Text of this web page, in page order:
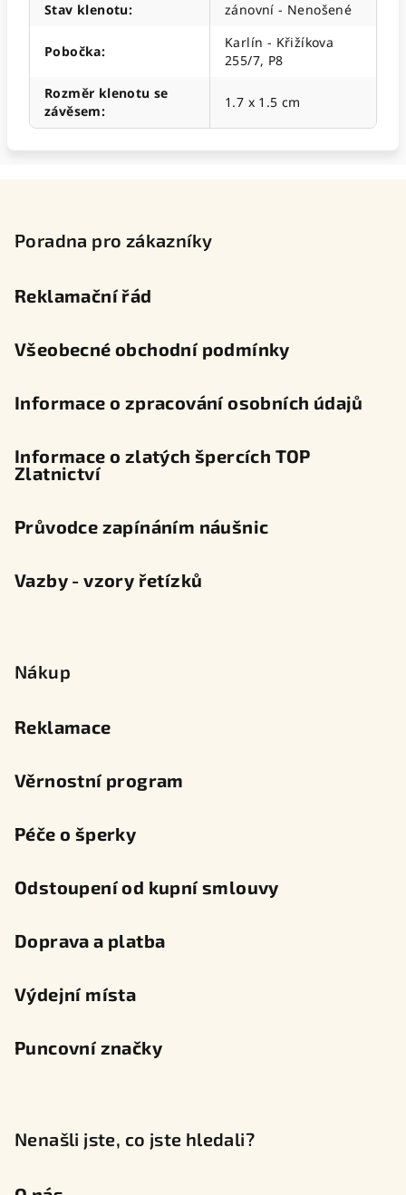
Stav klenotu: zánovní - Nenošené
Pobočka:
Karlín - Křižíkova
255/7, P8
Rozměr klenotu se
závěsem:
1.7 x 1.5 cm
Poradna pro zákazníky
Reklamační řád
Všeobecné obchodní podmínky
Informace o zpracování osobních údajů
Informace o zlatých špercích TOP
Zlatnictví
Průvodce zapínáním náušnic
Vazby - vzory řetízků
Nákup
Reklamace
Věrnostní program
Péče o šperky
Odstoupení od kupní smlouvy
Doprava a platba
Výdejní místa
Puncovní značky
Nenašli jste, co jste hledali?